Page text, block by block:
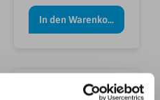
In den Warenkorb